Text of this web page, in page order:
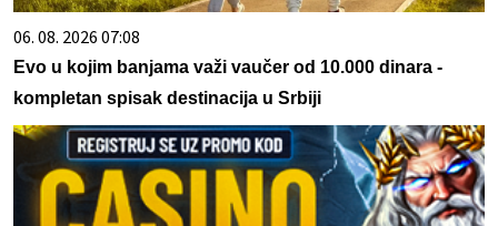
06. 08. 2026 07:08
Evo u kojim banjama važi vaučer od 10.000 dinara -
kompletan spisak destinacija u Srbiji